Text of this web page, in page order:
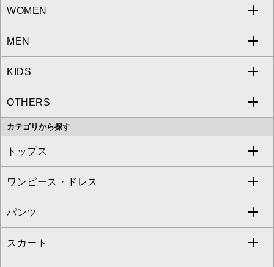
WOMEN
a.v.v
MICHEL KLEIN
MK MICHEL KLEIN
OFUON le MK
MEN
a.v.v
MICHEL KLEIN HOMME
MK MICHEL KLEIN HOMME
KIDS
a.v.v
OTHERS
MK MICHEL KLEIN BAG
カテゴリから探す
トップス
すべてのトップス
カットソー・Tシャツ
ブラウス・シャツ
ワンピース・ドレス
すべてのワンピース・ドレス
ワンピース
パンツ
すべてのパンツ
スカート